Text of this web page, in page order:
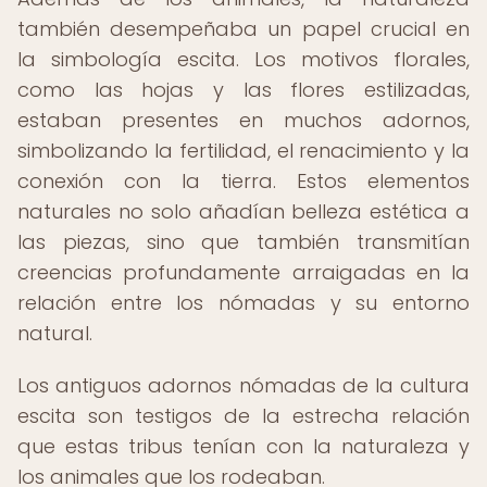
también desempeñaba un papel crucial en
la simbología escita. Los motivos florales,
como las hojas y las flores estilizadas,
estaban presentes en muchos adornos,
simbolizando la fertilidad, el renacimiento y la
conexión con la tierra. Estos elementos
naturales no solo añadían belleza estética a
las piezas, sino que también transmitían
creencias profundamente arraigadas en la
relación entre los nómadas y su entorno
natural.
Los antiguos adornos nómadas de la cultura
escita son testigos de la estrecha relación
que estas tribus tenían con la naturaleza y
los animales que los rodeaban.